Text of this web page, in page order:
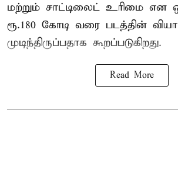
மற்றும் சாட்டிலைட் உரிமை என
ரூ.180 கோடி வரை படத்தின்
முடிந்திருப்பதாக கூறப்படுகிறது.
Read More